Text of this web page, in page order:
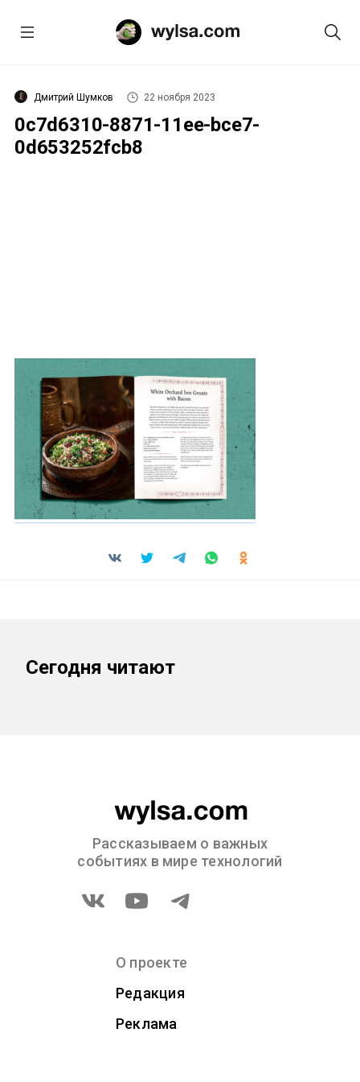
Дмитрий Шумков 22 ноября 2023
0c7d6310-8871-11ee-bce7-
0d653252fcb8
Сегодня читают
Рассказываем о важных
событиях в мире технологий
О проекте
Редакция
Реклама